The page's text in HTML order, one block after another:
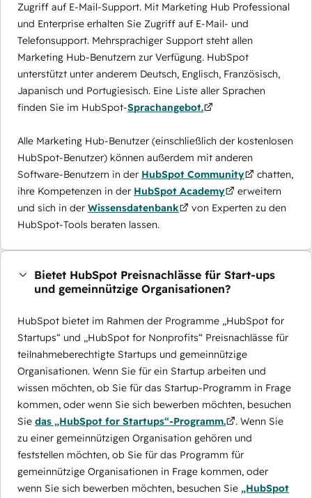
Zugriff auf E-Mail-Support. Mit Marketing Hub Professional
und Enterprise erhalten Sie Zugriff auf E-Mail- und
Telefonsupport. Mehrsprachiger Support steht allen
Marketing Hub-Benutzern zur Verfügung. HubSpot
unterstützt unter anderem Deutsch, Englisch, Französisch,
Japanisch und Portugiesisch. Eine Liste aller Sprachen
finden Sie im HubSpot-Sprachangebot.
Alle Marketing Hub-Benutzer (einschließlich der kostenlosen
HubSpot-Benutzer) können außerdem mit anderen
Software-Benutzern in der HubSpot Community
chatten,
ihre Kompetenzen in der HubSpot Academy
erweitern
und sich in der Wissensdatenbank
von Experten zu den
HubSpot-Tools beraten lassen.
Bietet HubSpot Preisnachlässe für Start-ups
und gemeinnützige Organisationen?
HubSpot bietet im Rahmen der Programme „HubSpot for
Startups“ und „HubSpot for Nonprofits“ Preisnachlässe für
teilnahmeberechtigte Startups und gemeinnützige
Organisationen. Wenn Sie für ein Startup arbeiten und
wissen möchten, ob Sie für das Startup-Programm in Frage
kommen, oder wenn Sie sich bewerben möchten, besuchen
Sie das „HubSpot for Startups“-Programm.
. Wenn Sie
zu einer gemeinnützigen Organisation gehören und
feststellen möchten, ob Sie für das Programm für
gemeinnützige Organisationen in Frage kommen, oder
wenn Sie sich bewerben möchten, besuchen Sie „HubSpot